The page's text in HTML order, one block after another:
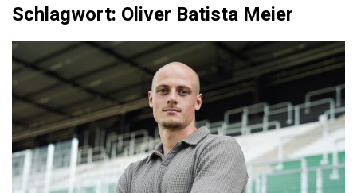
Schlagwort: Oliver Batista Meier